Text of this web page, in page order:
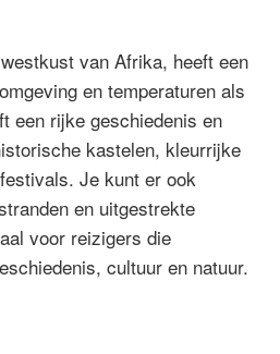
van Afrika, heeft een
en temperaturen als
een rijke geschiedenis en
kastelen, kleurrijke
Je kunt er ook
en uitgestrekte
voor reizigers die
cultuur en natuur.